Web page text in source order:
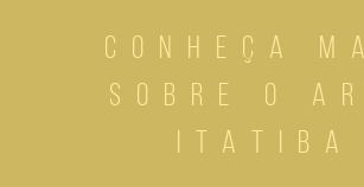
CONHEÇA
SOBRE O
ITATIBA